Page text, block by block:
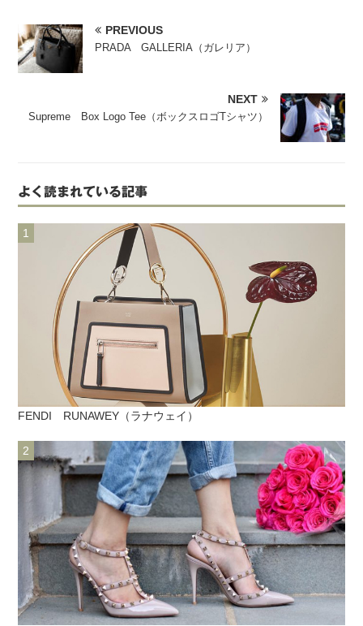
PREVIOUS
PRADA GALLERIA（ガレリア）
NEXT
Supreme Box Logo Tee（ボックスロゴTシャツ）
よく読まれている記事
FENDI RUNAWEY（ラナウェイ）